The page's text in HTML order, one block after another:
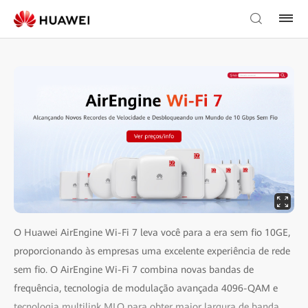
O Huawei AirEngine Wi-Fi 7 leva você para a era sem fio 10GE,
proporcionando às empresas uma excelente experiência de rede
sem fio. O AirEngine Wi-Fi 7 combina novas bandas de
frequência, tecnologia de modulação avançada 4096-QAM e